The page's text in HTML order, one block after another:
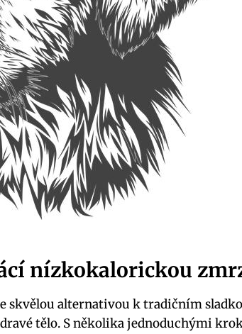
nízkokalorickou
alternativou k tradičním
tělo. S několika jednoduchými